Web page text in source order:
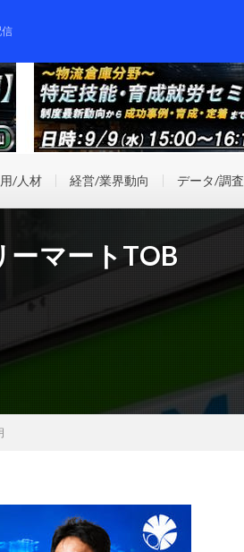
/人材 経営/業界動向 データ/調査
ーマートTOB